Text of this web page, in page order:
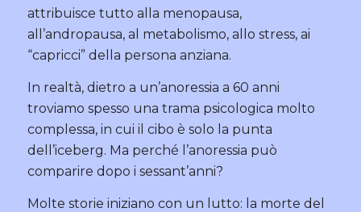
attribuisce tutto alla menopausa,
all’andropausa, al metabolismo, allo stress, ai
“capricci” della persona anziana.
In realtà, dietro a un’anoressia a 60 anni
troviamo spesso una trama psicologica molto
complessa, in cui il cibo è solo la punta
dell’iceberg. Ma perché l’anoressia può
comparire dopo i sessant’anni?
Molte storie iniziano con un lutto: la morte del